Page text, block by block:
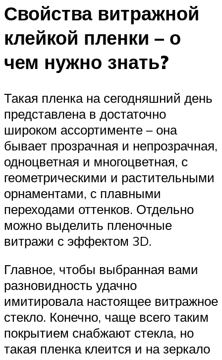
Свойства витражной
клейкой пленки – о
чем нужно знать?
Такая пленка на сегодняшний день
представлена в достаточно
широком ассортименте – она
бывает прозрачная и непрозрачная,
одноцветная и многоцветная, с
геометрическими и растительными
орнаментами, с плавными
переходами оттенков. Отдельно
можно выделить пленочные
витражи с эффектом 3D.
Главное, чтобы выбранная вами
разновидность удачно
имитировала настоящее витражное
стекло. Конечно, чаще всего таким
покрытием снабжают стекла, но
такая пленка клеится и на зеркало